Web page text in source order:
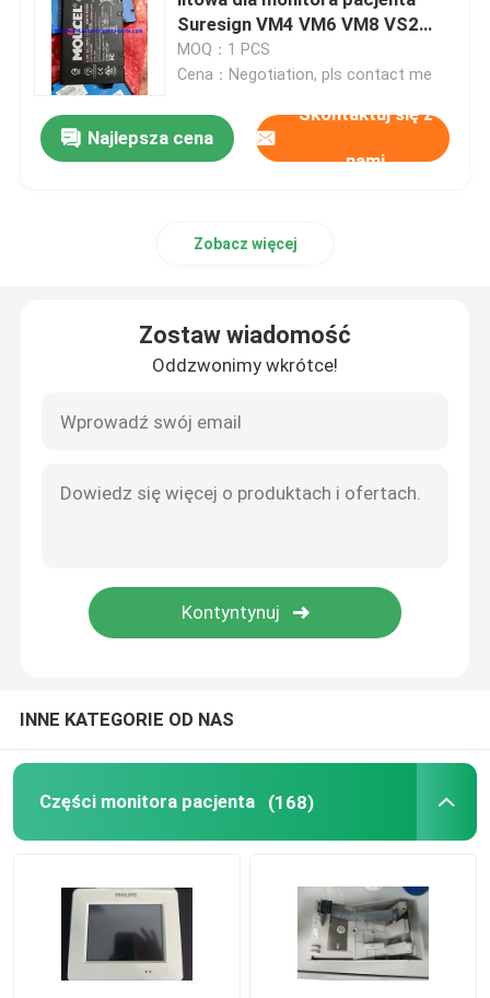
Akcesoria do monitorów pacjenta
Części maszyn do defibrylatora
Baterie do sprzętu medycznego
Wykorzystywane monitory pacjentów
Suresign VM4 VM6 VM8 VS2
VS3 CM10 CM12 CM120
MOQ：1 PCS
Cena：Negotiation, pls contact me
Najlepsza cena
Skontaktuj się z
nami
Zobacz więcej
Zostaw wiadomość
Oddzwonimy wkrótce!
INNE KATEGORIE OD NAS
Części monitora pacjenta (168)